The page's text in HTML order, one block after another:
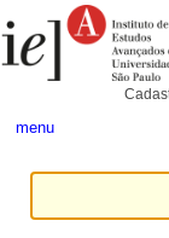
para
conteúdo.
Pessoais
menu